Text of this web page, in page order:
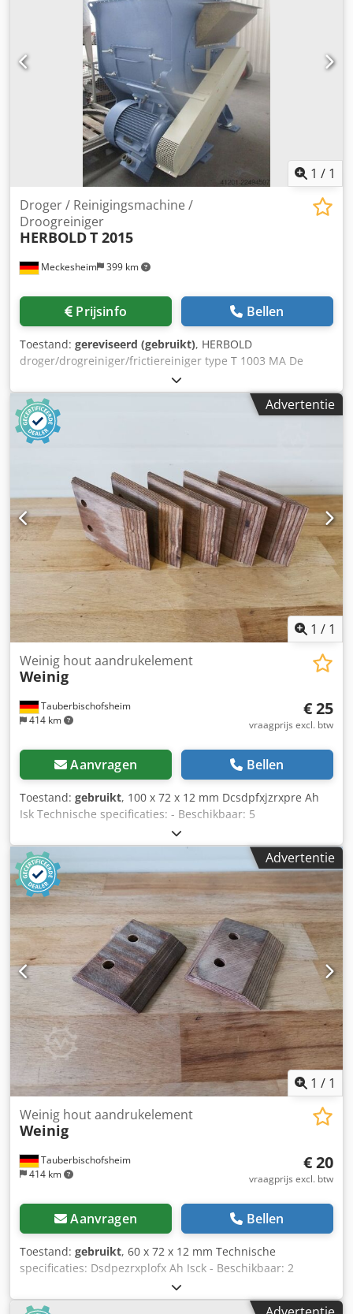
Dcjdpezrtl Iofx Ah Iok Met V-snaar aandrijving
1 / 1
Meckesheim 399 km
Droger / Reinigingsmachine /
Droogreiniger
HERBOLDT 2015
Prijsinfo Bellen
Toestand: gereviseerd (gebruikt), HERBOLD
droger/drogreiniger/frictiereiniger type T 1003 MA De
droger is uitgerust met een rondomlopend
zeefreinigingssysteem. Dsdpfjzrtlnsx Ah Ijck Rotor
diameter: ca. 900 mm Rotor breedte: ca. 1450 mm
Aandrijving: 75 kW
Advertentie
1 / 1
Tauberbischofsheim
414 km
Weinig hout aandrukelement
Weinig
€ 25
vraagprijs excl. btw
Aanvragen Bellen
Toestand: gebruikt, 100 x 72 x 12 mm Dcsdpfxjzrxpre Ah
Isk Technische specificaties: - Beschikbaar: 5
Advertentie
1 / 1
Tauberbischofsheim
414 km
Weinig hout aandrukelement
Weinig
€ 20
vraagprijs excl. btw
Aanvragen Bellen
Toestand: gebruikt, 60 x 72 x 12 mm Technische
specificaties: Dsdpezrxplofx Ah Isck - Beschikbaar: 2